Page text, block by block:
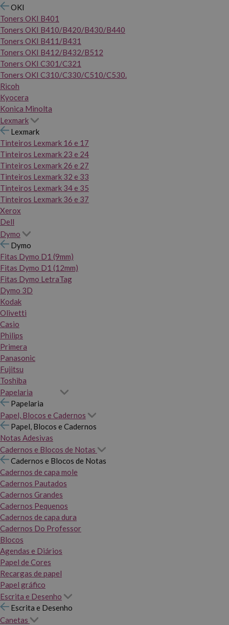
OKI
Toners OKI B401
Toners OKI B410/B420/B430/B440
Toners OKI B411/B431
Toners OKI B412/B432/B512
Toners OKI C301/C321
Toners OKI C310/C330/C510/C530.
Ricoh
Kyocera
Konica Minolta
Lexmark
Lexmark
Tinteiros Lexmark 16 e 17
Tinteiros Lexmark 23 e 24
Tinteiros Lexmark 26 e 27
Tinteiros Lexmark 32 e 33
Tinteiros Lexmark 34 e 35
Tinteiros Lexmark 36 e 37
Xerox
Dell
Dymo
Dymo
Fitas Dymo D1 (9mm)
Fitas Dymo D1 (12mm)
Fitas Dymo LetraTag
Dymo 3D
Kodak
Olivetti
Casio
Philips
Primera
Panasonic
Fujitsu
Toshiba
Papelaria
Papelaria
Papel, Blocos e Cadernos
Papel, Blocos e Cadernos
Notas Adesivas
Cadernos e Blocos de Notas
Cadernos e Blocos de Notas
Cadernos de capa mole
Cadernos Pautados
Cadernos Grandes
Cadernos Pequenos
Cadernos de capa dura
Cadernos Do Professor
Blocos
Agendas e Diários
Papel de Cores
Recargas de papel
Papel gráfico
Escrita e Desenho
Escrita e Desenho
Canetas